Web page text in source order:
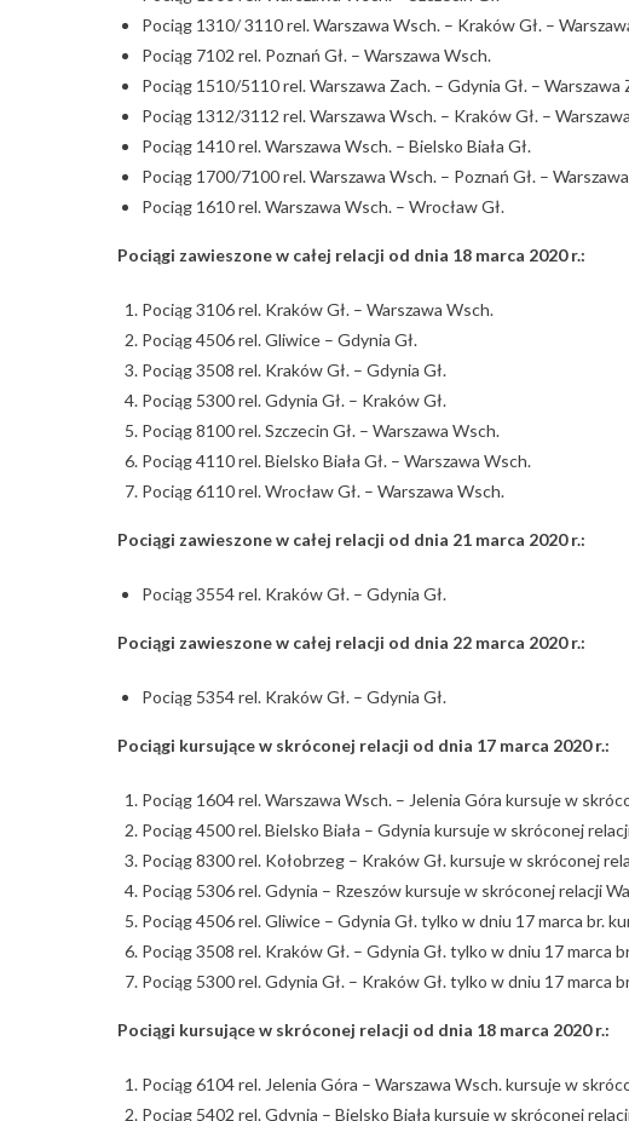
Pociąg 1310/ 3110 rel. Warszawa Wsch. – Kraków Gł. –
Pociąg 7102 rel. Poznań Gł. – Warszawa Wsch.
Pociąg 1510/5110 rel. Warszawa Zach. – Gdynia Gł. – Warszawa
Pociąg 1312/3112 rel. Warszawa Wsch. – Kraków Gł. –
Pociąg 1410 rel. Warszawa Wsch. – Bielsko Biała Gł.
Pociąg 1700/7100 rel. Warszawa Wsch. – Poznań Gł. –
Pociąg 1610 rel. Warszawa Wsch. – Wrocław Gł.
Pociągi zawieszone w całej relacji od dnia 18 marca 2020 r.:
Pociąg 3106 rel. Kraków Gł. – Warszawa Wsch.
Pociąg 4506 rel. Gliwice – Gdynia Gł.
Pociąg 3508 rel. Kraków Gł. – Gdynia Gł.
Pociąg 5300 rel. Gdynia Gł. – Kraków Gł.
Pociąg 8100 rel. Szczecin Gł. – Warszawa Wsch.
Pociąg 4110 rel. Bielsko Biała Gł. – Warszawa Wsch.
Pociąg 6110 rel. Wrocław Gł. – Warszawa Wsch.
Pociągi zawieszone w całej relacji od dnia 21 marca 2020 r.:
Pociąg 3554 rel. Kraków Gł. – Gdynia Gł.
Pociągi zawieszone w całej relacji od dnia 22 marca 2020 r.:
Pociąg 5354 rel. Kraków Gł. – Gdynia Gł.
Pociągi kursujące w skróconej relacji od dnia 17 marca 2020 r.:
Pociąg 1604 rel. Warszawa Wsch. – Jelenia Góra kursuje w
Pociąg 4500 rel. Bielsko Biała – Gdynia kursuje w skróconej
Pociąg 8300 rel. Kołobrzeg – Kraków Gł. kursuje w skróconej
Pociąg 5306 rel. Gdynia – Rzeszów kursuje w skróconej relacji
Pociąg 4506 rel. Gliwice – Gdynia Gł. tylko w dniu 17 marca br.
Pociąg 3508 rel. Kraków Gł. – Gdynia Gł. tylko w dniu 17 marca
Pociąg 5300 rel. Gdynia Gł. – Kraków Gł. tylko w dniu 17 marca
Pociągi kursujące w skróconej relacji od dnia 18 marca 2020 r.:
Pociąg 6104 rel. Jelenia Góra – Warszawa Wsch. kursuje w
Pociąg 5402 rel. Gdynia – Bielsko Biała kursuje w skróconej